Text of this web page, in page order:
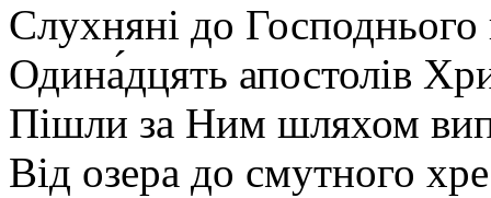
Слухняні до Господнього
Одина́дцять апостолів
Пішли за Ним шляхом
Від озера до смутного